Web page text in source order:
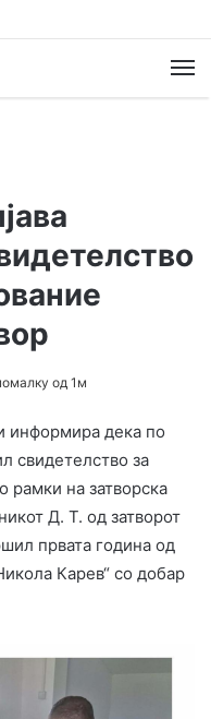
од 1м
информира дека по
свидетелство за
рамки на затворска
Д. Т. од затворот
првата година од
Карев“ со добар